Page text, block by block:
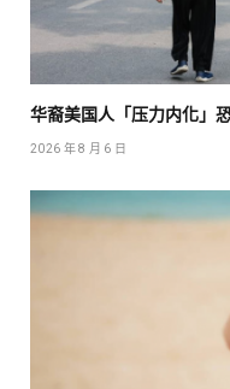
华裔美国人「压力内化」
2026 年 8 月 6 日